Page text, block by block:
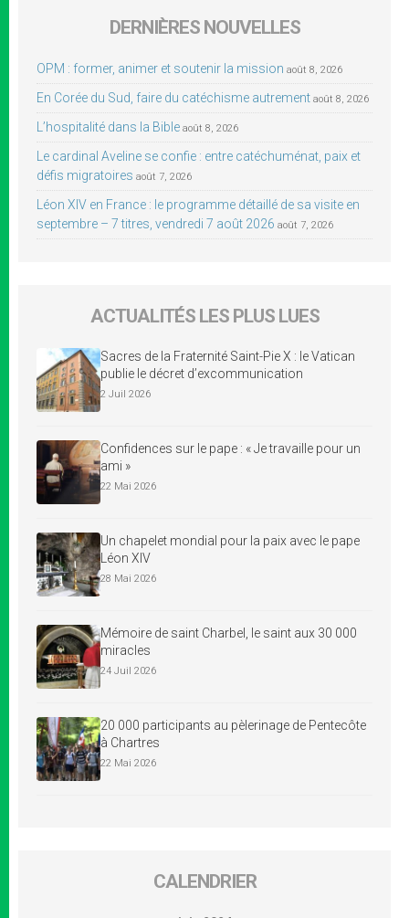
DERNIÈRES NOUVELLES
OPM : former, animer et soutenir la mission août 8, 2026
En Corée du Sud, faire du catéchisme autrement août 8, 2026
L’hospitalité dans la Bible août 8, 2026
Le cardinal Aveline se confie : entre catéchuménat, paix et
défis migratoires août 7, 2026
Léon XIV en France : le programme détaillé de sa visite en
septembre – 7 titres, vendredi 7 août 2026 août 7, 2026
ACTUALITÉS LES PLUS LUES
Sacres de la Fraternité Saint-Pie X : le Vatican
publie le décret d’excommunication
2 Juil 2026
Confidences sur le pape : « Je travaille pour un
ami »
22 Mai 2026
Un chapelet mondial pour la paix avec le pape
Léon XIV
28 Mai 2026
Mémoire de saint Charbel, le saint aux 30 000
miracles
24 Juil 2026
20 000 participants au pèlerinage de Pentecôte
à Chartres
22 Mai 2026
CALENDRIER